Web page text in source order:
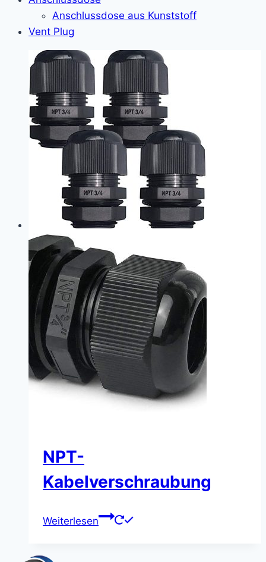
Anschlussdose aus Kunststoff
Vent Plug
NPT-
Kabelverschraubung
Weiterlesen